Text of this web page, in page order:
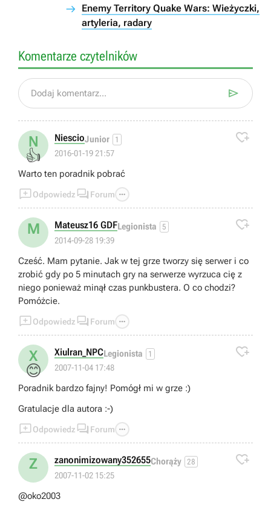
Enemy Territory Quake Wars: Wieżyczki,
artyleria, radary
Komentarze czytelników
Dodaj komentarz... 
N
👍
NiescioJunior 1
2016-01-19 21:57

Warto ten poradnik pobrać
Odpowiedz  Forum 
M Mateusz16 GDFLegionista 5
2014-09-28 19:39

Cześć. Mam pytanie. Jak w tej grze tworzy się serwer i co
zrobić gdy po 5 minutach gry na serwerze wyrzuca cię z
niego ponieważ minął czas punkbustera. O co chodzi?
Pomóżcie.
Odpowiedz  Forum 
X
😊
Xiulran_NPCLegionista 1
2007-11-04 17:48

Poradnik bardzo fajny! Pomógł mi w grze :)
Gratulacje dla autora :-)
Odpowiedz  Forum 
Z zanonimizowany352655Chorąży 28
2007-11-02 15:25

@oko2003